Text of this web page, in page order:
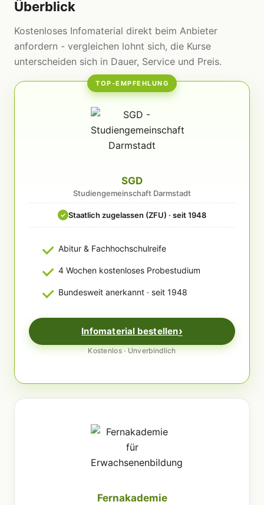
Überblick
Kostenloses Infomaterial direkt beim Anbieter
anfordern - vergleichen lohnt sich, die Kurse
unterscheiden sich in Dauer, Service und Preis.
TOP-EMPFEHLUNG
SGD
Studiengemeinschaft Darmstadt
✓ Staatlich zugelassen (ZFU) · seit 1948
Abitur & Fachhochschulreife
4 Wochen kostenloses Probestudium
Bundesweit anerkannt · seit 1948
Infomaterial bestellen
Kostenlos · Unverbindlich
Fernakademie